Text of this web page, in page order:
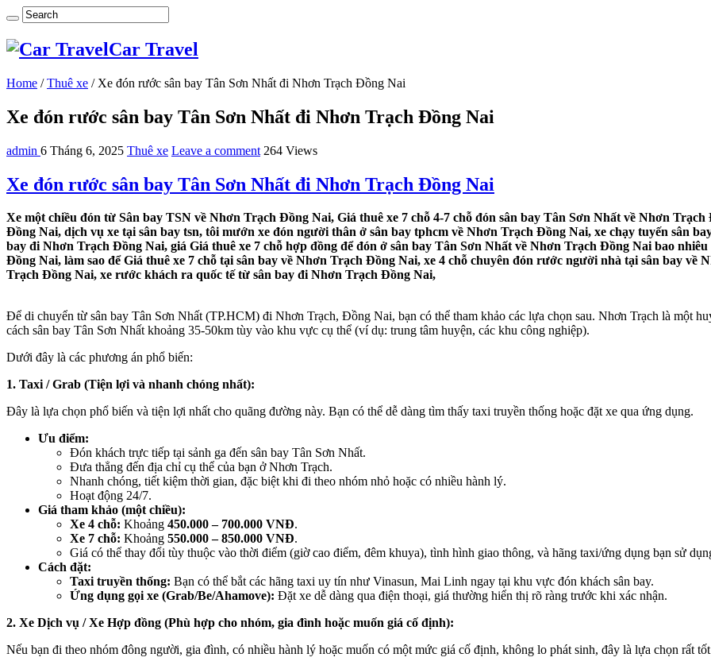
Car Travel
Home / Thuê xe / Xe đón rước sân bay Tân Sơn Nhất đi Nhơn Trạch Đồng Nai
Xe đón rước sân bay Tân Sơn Nhất đi Nhơn Trạch Đồng Nai
admin 6 Tháng 6, 2025 Thuê xe Leave a comment 264 Views
Xe đón rước sân bay Tân Sơn Nhất đi Nhơn Trạch Đồng Nai
Xe một chiều đón từ Sân bay TSN về Nhơn Trạch Đồng Nai, Giá thuê xe 7 chỗ 4-7 chỗ đón sân bay Tân Sơn Nhất về Nhơn
Đồng Nai, dịch vụ xe tại sân bay tsn, tôi mướn xe đón người thân ở sân bay tphcm về Nhơn Trạch Đồng Nai, xe chạy tuyến sân
bay đi Nhơn Trạch Đồng Nai, giá Giá thuê xe 7 chỗ hợp đồng để đón ở sân bay Tân Sơn Nhất về Nhơn Trạch Đồng Nai bao
Đồng Nai, làm sao để Giá thuê xe 7 chỗ tại sân bay về Nhơn Trạch Đồng Nai, xe 4 chỗ chuyên đón rước người nhà tại sân bay
Trạch Đồng Nai, xe rước khách ra quốc tế từ sân bay đi Nhơn Trạch Đồng Nai,
Để di chuyển từ sân bay Tân Sơn Nhất (TP.HCM) đi Nhơn Trạch, Đồng Nai, bạn có thể tham khảo các lựa chọn sau. Nhơn Trạch là một
cách sân bay Tân Sơn Nhất khoảng 35-50km tùy vào khu vực cụ thể (ví dụ: trung tâm huyện, các khu công nghiệp).
Dưới đây là các phương án phổ biến:
1. Taxi / Grab (Tiện lợi và nhanh chóng nhất):
Đây là lựa chọn phổ biến và tiện lợi nhất cho quãng đường này. Bạn có thể dễ dàng tìm thấy taxi truyền thống hoặc đặt xe qua ứng dụng.
Ưu điểm:
Đón khách trực tiếp tại sảnh ga đến sân bay Tân Sơn Nhất.
Đưa thẳng đến địa chỉ cụ thể của bạn ở Nhơn Trạch.
Nhanh chóng, tiết kiệm thời gian, đặc biệt khi đi theo nhóm nhỏ hoặc có nhiều hành lý.
Hoạt động 24/7.
Giá tham khảo (một chiều):
Xe 4 chỗ: Khoảng 450.000 – 700.000 VNĐ.
Xe 7 chỗ: Khoảng 550.000 – 850.000 VNĐ.
Giá có thể thay đổi tùy thuộc vào thời điểm (giờ cao điểm, đêm khuya), tình hình giao thông, và hãng taxi/ứng dụng bạn sử
Cách đặt:
Taxi truyền thống: Bạn có thể bắt các hãng taxi uy tín như Vinasun, Mai Linh ngay tại khu vực đón khách sân bay.
Ứng dụng gọi xe (Grab/Be/Ahamove): Đặt xe dễ dàng qua điện thoại, giá thường hiển thị rõ ràng trước khi xác nhận.
2. Xe Dịch vụ / Xe Hợp đồng (Phù hợp cho nhóm, gia đình hoặc muốn giá cố định):
Nếu bạn đi theo nhóm đông người, gia đình, có nhiều hành lý hoặc muốn có một mức giá cố định, không lo phát sinh, đây là lựa chọn rất